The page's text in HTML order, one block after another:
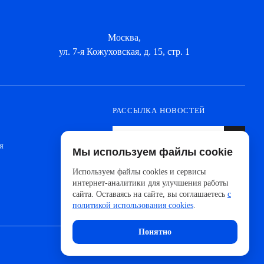
Москва,
ул. 7-я Кожуховская, д. 15, стр. 1
РАССЫЛКА НОВОСТЕЙ
новинок от ведущих производителей и
новостей АйДистрибьют
Мы используем файлы cookie
Используем файлы cookies и сервисы
интернет-аналитики для улучшения работы
сайта. Оставаясь на сайте, вы соглашаетесь с
политикой использования cookies.
Понятно